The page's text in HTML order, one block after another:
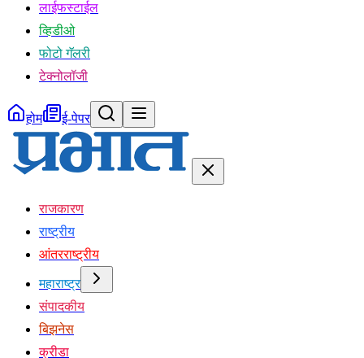
लाईफस्टाईल
व्हिडीओ
फोटो गॅलरी
टेक्नोलॉजी
होम ई-पेपर
राजकारण
राष्ट्रीय
आंतरराष्ट्रीय
महाराष्ट्र
संपादकीय
बिझनेस
क्रीडा